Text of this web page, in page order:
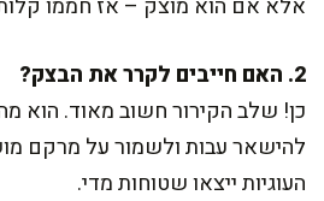
2. האם חייבים לקרר את הבצק?
כן! שלב הקירור חשוב מאוד. הוא
להישאר עבות ולשמור על מרקם
העוגיות ייצאו שטוחות מדי.